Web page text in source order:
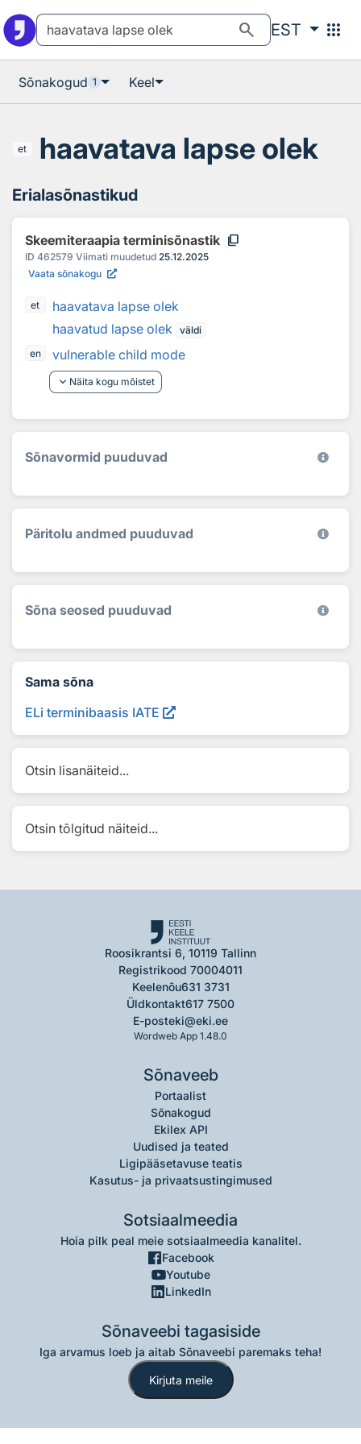
search EST apps
Sõnakogud 1 Keel
et haavatava lapse olek
Erialasõnastikud
Skeemiteraapia terminisõnastik content_copy
ID 462579 Viimati muudetud 25.12.2025
Vaata sõnakogu
et
haavatava lapse olek
haavatud lapse olek väldi
en
vulnerable child mode
keyboard_arrow_down Näita kogu mõistet
Sõnavormid puuduvad
Päritolu andmed puuduvad
Sõna seosed puuduvad
Sama sõna
ELi terminibaasis IATE
Otsin lisanäiteid...
Otsin tõlgitud näiteid...
Roosikrantsi 6, 10119 Tallinn
Registrikood 70004011
Keelenõu631 3731
Üldkontakt617 7500
E-posteki@eki.ee
Wordweb App 1.48.0
Sõnaveeb
Portaalist
Sõnakogud
Ekilex API
Uudised ja teated
Ligipääsetavuse teatis
Kasutus- ja privaatsustingimused
Sotsiaalmeedia
Hoia pilk peal meie sotsiaalmeedia kanalitel.
Facebook
Youtube
LinkedIn
Sõnaveebi tagasiside
Iga arvamus loeb ja aitab Sõnaveebi paremaks teha!
Kirjuta meile